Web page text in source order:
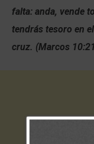
falta: anda, vende
tendrás tesoro en
cruz. (Marcos